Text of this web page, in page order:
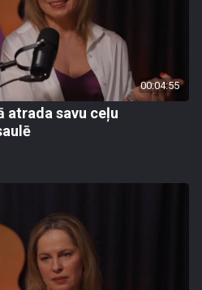
00:04:55
atrada savu ceļu